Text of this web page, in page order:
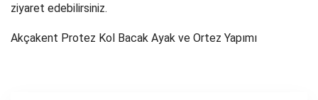
ziyaret edebilirsiniz.
Akçakent Protez Kol Bacak Ayak ve Ortez Yapımı